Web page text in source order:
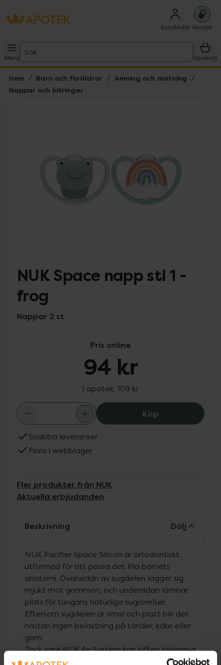
Kundklubb Recept
Meny
Sök
Varukorg
Hem Barn och föräldrar
Amning och matning
Nappar och bitringar
NUK Space napp stl 1 -
frog
Nappar 2 st
Pris online
94 kr
I apotek: 109 kr
KöpNUK Space
Snabba leveranser
Finns i webblager
Fler produkter från NUK
Aktuella erbjudanden
Beskrivning Dölj
NUK Pacifier Space Silicon är ortodontiskt
utformad för att passa det lilla barnets
anatomi. Ovansidan av sugdelen lägger sig
mjukt mot gommen, och undersidan lämnar
plats för tungans naturliga sugrörelser.
Eftersom sugdelen är smal och platt blir det
nästan ingen belastning på tänder, käke eller
gom.
Tack vare NUK Air System kan luften strömma
fritt genom sugdelen vilket gör att nappen